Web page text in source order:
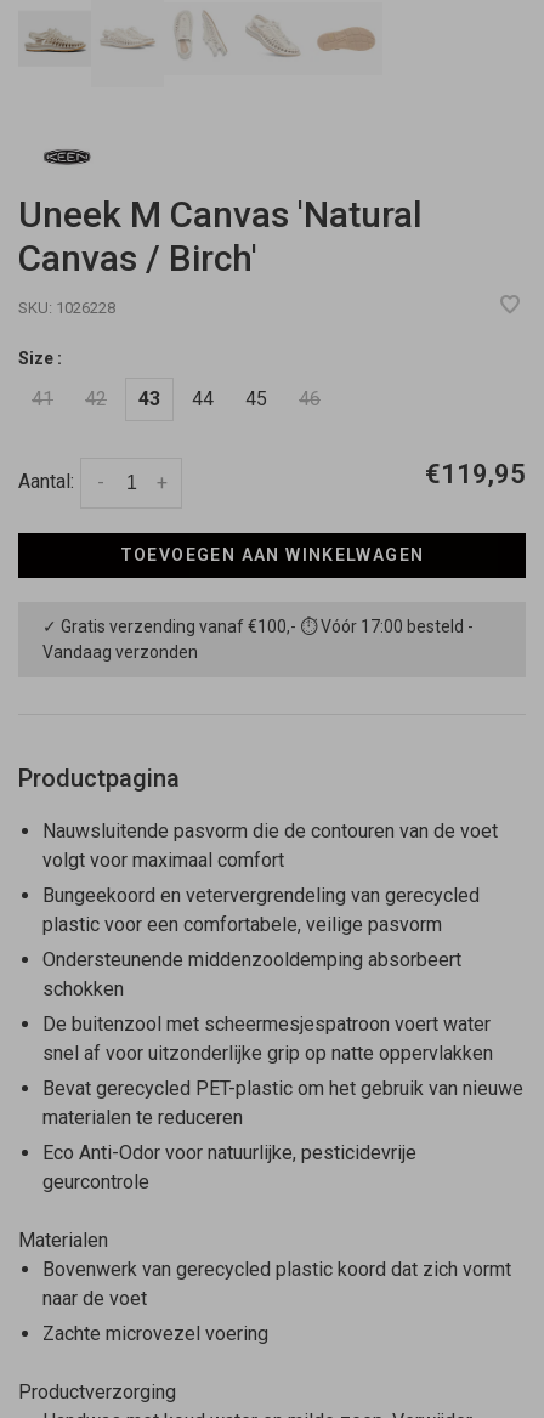
Uneek M Canvas 'Natural
Canvas / Birch'
SKU: 1026228
Size :
41 42 43 44 45 46
Aantal: +
- €119,95
TOEVOEGEN AAN WINKELWAGEN
✓ Gratis verzending vanaf €100,- ⏱ Vóór 17:00 besteld -
Vandaag verzonden
Productpagina
Nauwsluitende pasvorm die de contouren van de voet
volgt voor maximaal comfort
Bungeekoord en vetervergrendeling van gerecycled
plastic voor een comfortabele, veilige pasvorm
Ondersteunende middenzooldemping absorbeert
schokken
De buitenzool met scheermesjespatroon voert water
snel af voor uitzonderlijke grip op natte oppervlakken
Bevat gerecycled PET-plastic om het gebruik van nieuwe
materialen te reduceren
Eco Anti-Odor voor natuurlijke, pesticidevrije
geurcontrole
Materialen
Bovenwerk van gerecycled plastic koord dat zich vormt
naar de voet
Zachte microvezel voering
Productverzorging